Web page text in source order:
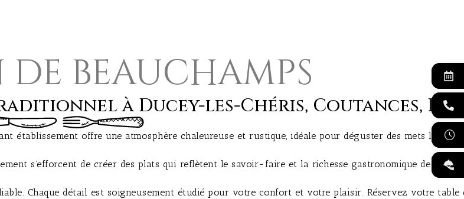
beauchamps
à Ducey-les-Chéris, Coutances,
offre une atmosphère chaleureuse et rustique, idéale pour déguster des mets
s’efforcent de créer des plats qui reflètent le savoir-faire et la richesse gastronomique de la
Chaque détail est soigneusement étudié pour votre confort et votre plaisir. Réservez votre